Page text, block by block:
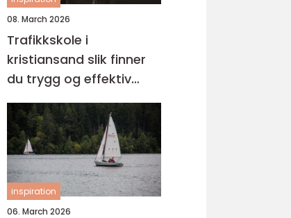
08. March 2026
Trafikkskole i
kristiansand slik finner
du trygg og effektiv
opplæring
inspiration
06. March 2026